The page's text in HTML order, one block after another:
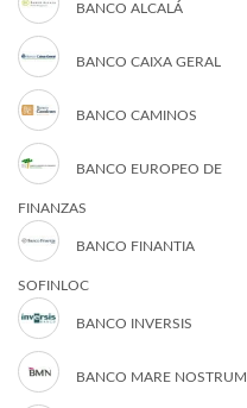
BANCO ALCALÁ
BANCO CAIXA GERAL
BANCO CAMINOS
BANCO EUROPEO DE
FINANZAS
BANCO FINANTIA
SOFINLOC
BANCO INVERSIS
BANCO MARE NOSTRUM